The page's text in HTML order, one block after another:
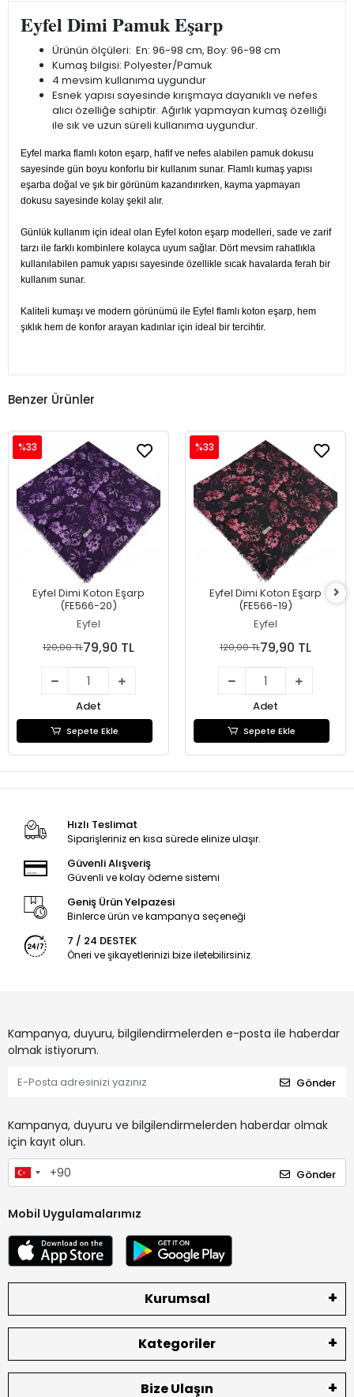
Eyfel Dimi Pamuk Eşarp
Ürünün ölçüleri: En: 96-98 cm, Boy: 96-98 cm
Kumaş bilgisi: Polyester/Pamuk
4 mevsim kullanıma uygundur
Esnek yapısı sayesinde kırışmaya dayanıklı ve nefes
alıcı özelliğe sahiptir. Ağırlık yapmayan kumaş özelliği
ile sık ve uzun süreli kullanıma uygundur.
Eyfel marka flamlı koton eşarp, hafif ve nefes alabilen pamuk dokusu
sayesinde gün boyu konforlu bir kullanım sunar. Flamlı kumaş yapısı
eşarba doğal ve şık bir görünüm kazandırırken, kayma yapmayan
dokusu sayesinde kolay şekil alır.
Günlük kullanım için ideal olan Eyfel koton eşarp modelleri, sade ve zarif
tarzı ile farklı kombinlere kolayca uyum sağlar. Dört mevsim rahatlıkla
kullanılabilen pamuk yapısı sayesinde özellikle sıcak havalarda ferah bir
kullanım sunar.
Kaliteli kumaşı ve modern görünümü ile Eyfel flamlı koton eşarp, hem
şıklık hem de konfor arayan kadınlar için ideal bir tercihtir.
Benzer Ürünler
Eyfel Dimi Koton Eşarp
(FE566-20)
Eyfel
%33
120,00 TL79,90 TL
Adet
Sepete Ekle
Eyfel Dimi Koton Eşarp
(FE566-19)
Eyfel
%33
120,00 TL79,90 TL
Adet
Sepete Ekle
Hızlı Teslimat
Siparişleriniz en kısa sürede elinize ulaşır.
Güvenli Alışveriş
Güvenli ve kolay ödeme sistemi
Geniş Ürün Yelpazesi
Binlerce ürün ve kampanya seçeneği
7 / 24 DESTEK
Öneri ve şikayetlerinizi bize iletebilirsiniz.
Kampanya, duyuru, bilgilendirmelerden e-posta ile haberdar
olmak istiyorum.
Gönder
Kampanya, duyuru ve bilgilendirmelerden haberdar olmak
için kayıt olun.
Gönder
Mobil Uygulamalarımız
Kurumsal
Kategoriler
Bize Ulaşın